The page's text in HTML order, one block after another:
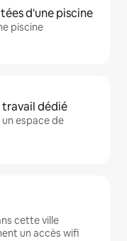
d'une piscine
piscine
travail dédié
espace de
cette ville
un accès wifi